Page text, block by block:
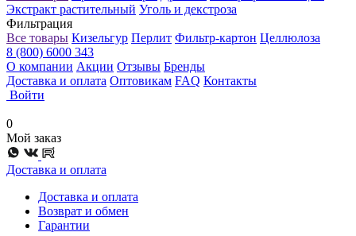
Экстракт растительный Уголь и декстроза
Фильтрация
Все товары Кизельгур Перлит Фильтр-картон Целлюлоза
8 (800) 6000 343
О компании Акции Отзывы Бренды
Доставка и оплата Оптовикам FAQ Контакты
Войти
0
Мой заказ
Доставка и оплата
Доставка и оплата
Возврат и обмен
Гарантии